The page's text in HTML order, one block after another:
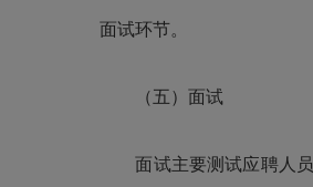
面试环节。
（五） 面试
面试主要测试应聘人